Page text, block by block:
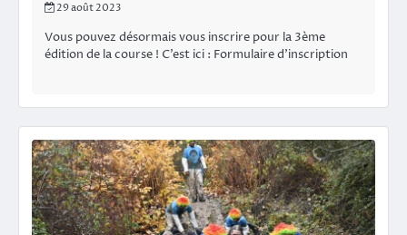
29 août 2023
Vous pouvez désormais vous inscrire pour la 3ème
édition de la course ! C’est ici : Formulaire d’inscription